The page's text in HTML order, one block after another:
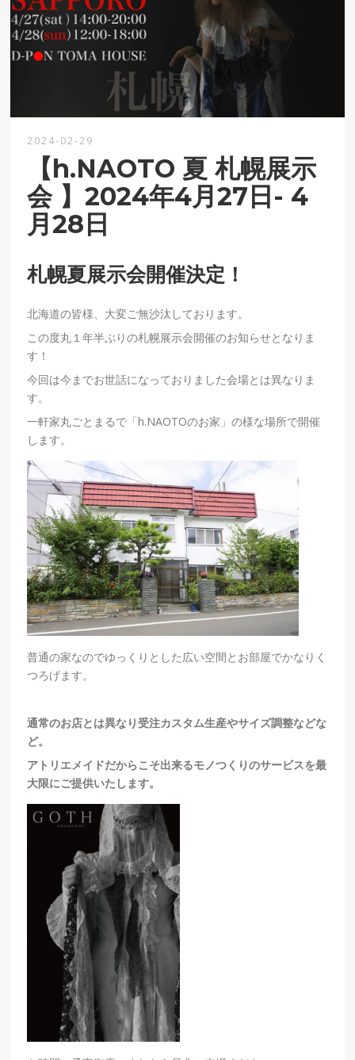
2024-02-29
【h.NAOTO 夏 札幌展示
会 】2024年4月27日- 4
月28日
札幌夏展示会開催決定！
北海道の皆様、大変ご無沙汰しております。
この度丸１年半ぶりの札幌展示会開催のお知らせとなりま
す！
今回は今までお世話になっておりました会場とは異なりま
す。
一軒家丸ごとまるで「h.NAOTOのお家」の様な場所で開催
します。
普通の家なのでゆっくりとした広い空間とお部屋でかなりく
つろげます。
通常のお店とは異なり受注カスタム生産やサイズ調整などな
ど。
アトリエメイドだからこそ出来るモノつくりのサービスを最
大限にご提供いたします。